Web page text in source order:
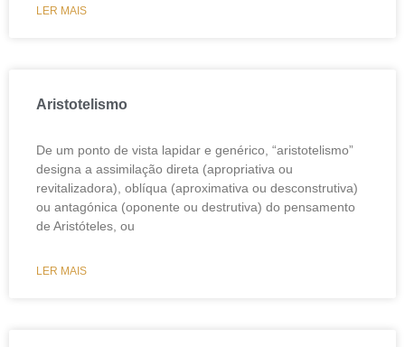
LER MAIS
Aristotelismo
De um ponto de vista lapidar e genérico, “aristotelismo”
designa a assimilação direta (apropriativa ou
revitalizadora), oblíqua (aproximativa ou desconstrutiva)
ou antagónica (oponente ou destrutiva) do pensamento
de Aristóteles, ou
LER MAIS